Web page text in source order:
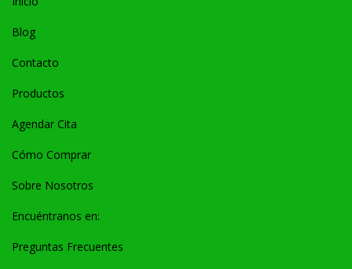
Blog
Contacto
Productos
Agendar Cita
Cómo Comprar
Sobre Nosotros
Encuéntranos en:
Preguntas Frecuentes